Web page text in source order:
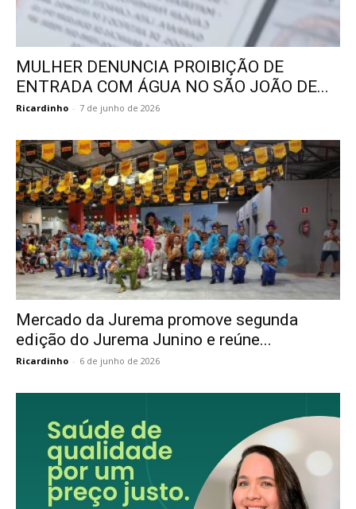
MULHER DENUNCIA PROIBIÇÃO DE
ENTRADA COM ÁGUA NO SÃO JOÃO DE...
Ricardinho - 7 de junho de 2026
Mercado da Jurema promove segunda
edição do Jurema Junino e reúne...
Ricardinho - 6 de junho de 2026